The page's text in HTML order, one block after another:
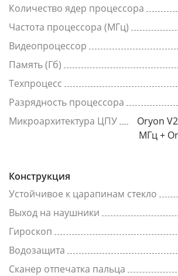
Количество ядер процессора
Частота процессора (МГц)
Видеопроцессор
Память (Гб)
Техпроцесс
Разрядность процессора
Микроархитектура ЦПУ
Oryon
МГц +
Конструкция
Устойчивое к царапинам стекло
Выход на наушники
Гироскоп
Водозащита
Сканер отпечатка пальца